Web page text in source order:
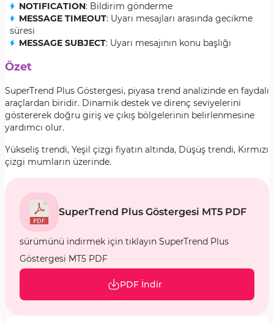
NOTIFICATION: Bildirim gönderme
MESSAGE TIMEOUT: Uyarı mesajları arasında gecikme
süresi
MESSAGE SUBJECT: Uyarı mesajının konu başlığı
Özet
SuperTrend Plus Göstergesi, piyasa trend analizinde en faydalı
araçlardan biridir. Dinamik destek ve direnç seviyelerini
göstererek doğru giriş ve çıkış bölgelerinin belirlenmesine
yardımcı olur.
Yükseliş trendi, Yeşil çizgi fiyatın altında, Düşüş trendi, Kırmızı
çizgi mumların üzerinde.
SuperTrend Plus Göstergesi MT5 PDF
sürümünü indirmek için tıklayın SuperTrend Plus
Göstergesi MT5 PDF
PDF İndir